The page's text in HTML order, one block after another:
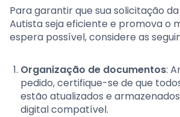
Para garantir que sua solicitação
Autista seja eficiente e promova o
espera possível, considere as
Organização de documentos:
pedido, certifique-se de que
estão atualizados e
digital compatível.